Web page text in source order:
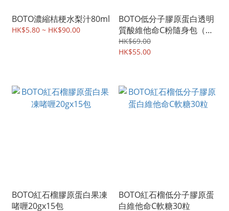
BOTO濃縮桔梗水梨汁80ml
HK$5.80 ~ HK$90.00
BOTO低分子膠原蛋白透明
質酸維他命C粉隨身包（水
蜜桃味）2gx30包
HK$69.00
HK$55.00
BOTO紅石榴膠原蛋白果凍
啫喱20gx15包
BOTO紅石榴低分子膠原蛋
白維他命C軟糖30粒